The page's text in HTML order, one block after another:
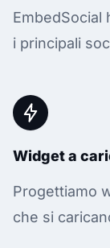
EmbedSocial
i principali
Widget a
Progettiamo
che si